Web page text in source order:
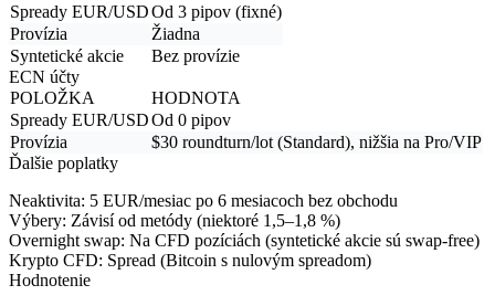
Spready EUR/USDOd 3 pipov (fixné)
Provízia
Žiadna
Syntetické akcie
Bez provízie
ECN účty
POLOŽKA
HODNOTA
Spready EUR/USDOd 0 pipov
Provízia
$30 roundturn/lot (Standard), nižšia na Pro/VIP
Ďalšie poplatky
Neaktivita: 5 EUR/mesiac po 6 mesiacoch bez obchodu
Výbery: Závisí od metódy (niektoré 1,5–1,8 %)
Overnight swap: Na CFD pozíciách (syntetické akcie sú swap-free)
Krypto CFD: Spread (Bitcoin s nulovým spreadom)
Hodnotenie